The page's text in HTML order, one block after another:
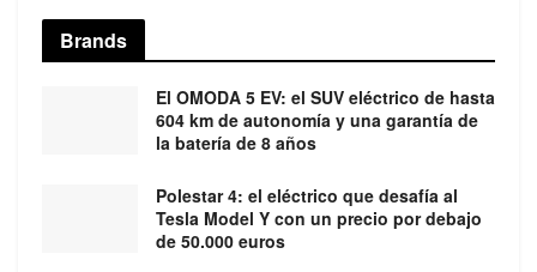
Brands
El OMODA 5 EV: el SUV eléctrico de hasta
604 km de autonomía y una garantía de
la batería de 8 años
Polestar 4: el eléctrico que desafía al
Tesla Model Y con un precio por debajo
de 50.000 euros